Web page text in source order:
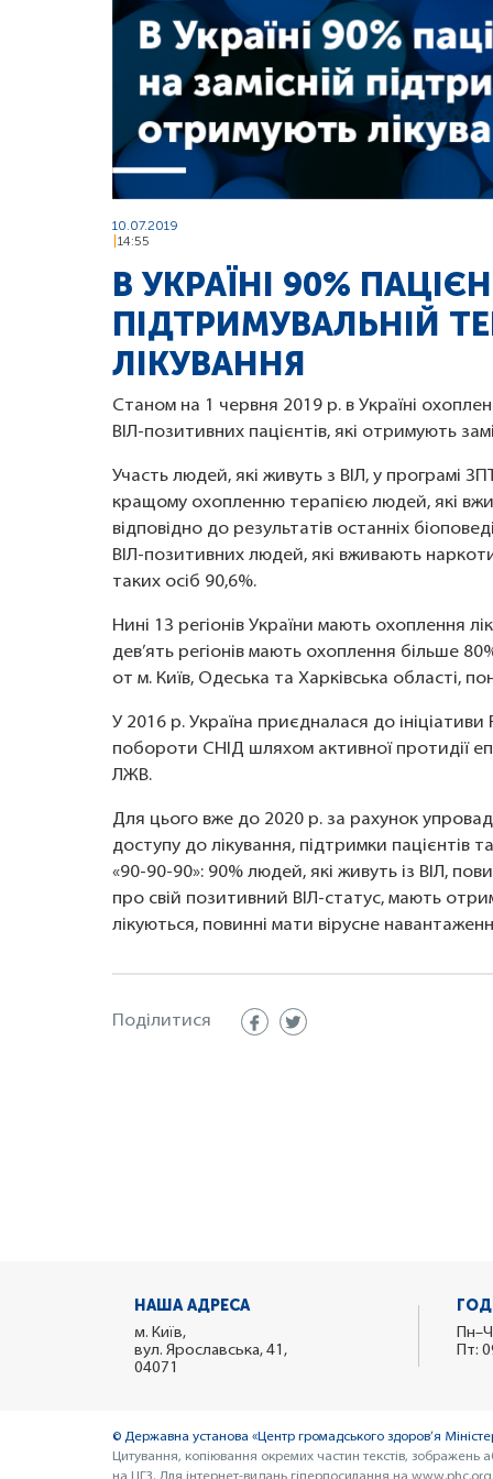
10.07.2019
14:55
В УКРАЇНІ 90%
ПІДТРИМУВАЛЬНІЙ
ЛІКУВАННЯ
Станом на 1 червня 2019 р. в Україні
ВІЛ-позитивних пацієнтів, які отримують
Участь людей, які живуть з ВІЛ, у програмі
кращому охопленню терапією людей, які
відповідно до результатів останніх
ВІЛ-позитивних людей, які вживають
таких осіб 90,6%.
Нині 13 регіонів України мають охоплення
дев’ять регіонів мають охоплення більше
от м. Київ, Одеська та Харківська області,
У 2016 р. Україна приєдналася до
побороти СНІД шляхом активної протидії
ЛЖВ.
Для цього вже до 2020 р. за рахунок
доступу до лікування, підтримки пацієнтів
«90-90-90»: 90% людей, які живуть із ВІЛ,
про свій позитивний ВІЛ-статус, мають
лікуються, повинні мати вірусне
Поділитися
НАША АДРЕСА
м. Київ,
вул. Ярославська, 41,
04071
Пт:
© Державна установа «Центр громадського здоров’я
Цитування, копіювання окремих частин текстів,